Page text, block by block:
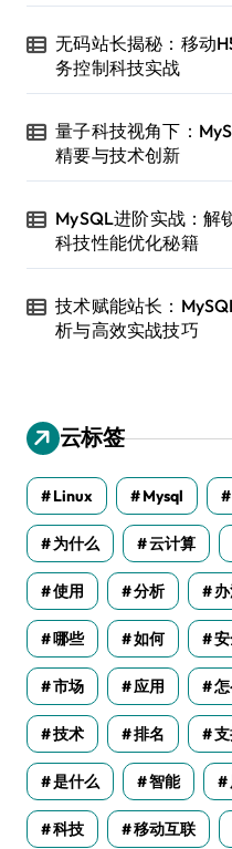
无码站长揭秘：移动
务控制科技实战
量子科技视角下：
精要与技术创新
MySQL进阶实战：解
科技性能优化秘籍
技术赋能站长：
析与高效实战技巧
云标签
Linux Mysql
为什么 云计算
使用 分析
哪些 如何
市场 应用
技术 排名
是什么 智能
科技 移动互联